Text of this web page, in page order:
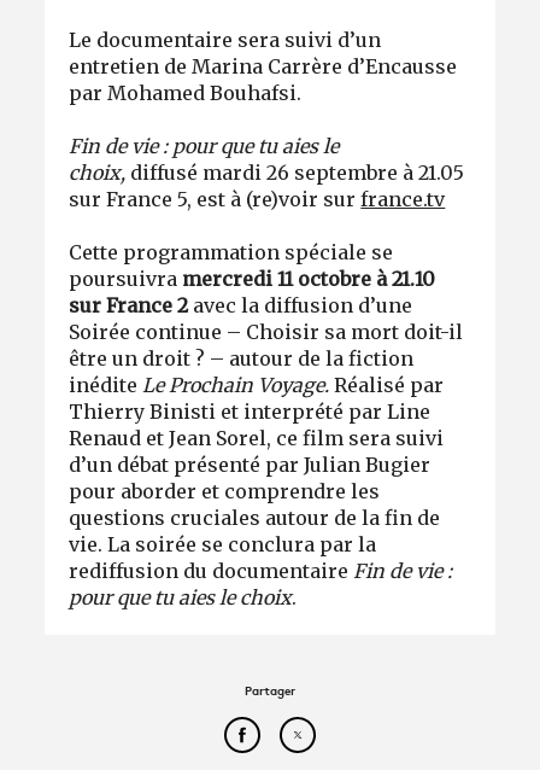
Le documentaire sera suivi d’un
entretien de Marina Carrère d’Encausse
par Mohamed Bouhafsi.
Fin de vie : pour que tu aies le
choix, diffusé mardi 26 septembre à 21.05
sur France 5, est à (re)voir surfrance.tv
Cette programmation spéciale se
poursuivra mercredi 11 octobre à 21.10
sur France 2avec la diffusion d’une
Soirée continue – Choisir sa mort doit-il
être un droit ? – autour de la fiction
inédite Le Prochain Voyage. Réalisé par
Thierry Binisti et interprété par Line
Renaud et Jean Sorel, ce film sera suivi
d’un débat présenté par Julian Bugier
pour aborder et comprendre les
questions cruciales autour de la fin de
vie. La soirée se conclura par la
rediffusion du documentaire Fin de vie :
pour que tu aies le choix.
Partager
Partager cet article sur
Partager cet article sur